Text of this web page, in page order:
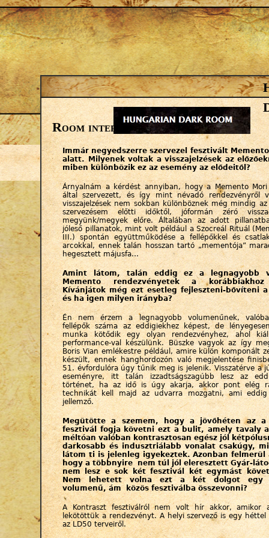
Jump to navigation
Room interjú
Immár negyedszerre szervezel fesztivált
alatt. Milyenek voltak a visszajelzések az
miben különbözik ez az esemény az elődeitől?
Árnyalnám a kérdést annyiban, hogy a Memento Mori
által szervezett, és így mint névadó rendezvényről
visszajelzések nem sokban különböznek még mindig
szervezésem előtti időktől, jóformán zéró
megyünk/megyek előre. Általában az adott
jóleső pillanatok, mint volt például a Szocreál Rituál
III.) spontán együttműködése a fellépőkkel és
arcokkal, ennek talán hosszan tartó „mementója”
hegesztett májusfa…
Amint látom, talán eddig ez a legnagyobb
Memento rendezvényetek a
Kívánjátok még ezt esetleg fejleszteni-bővíteni
és ha igen milyen irányba?
Én nem érzem a legnagyobb volumenűnek,
fellépők száma az eddigiekhez képest, de
munka kötődik egy olyan rendezvényhez, ahol
performance-val készülünk. Büszke vagyok az így
Boris Vian emlékestre például, amire külön komponált
készült, ennek hanghordozón való megjelentése
51. évfordulóra úgy tűnik meg is jelenik. Visszatérve a
eseményre, itt talán izzadtságszagúbb lesz az
történet, ha az idő is úgy akarja, akkor pont elég
technikát kell majd az udvarra mozgatni, ami
jellemző.
Megütötte a szemem, hogy a jövőhéten az a
fesztivál fogja követni ezt a bulit, amely tavaly
méltóan valóban kontrasztosan egész jól
darkosabb és indusztriálabb vonalat csakúgy,
látom ti is jelenleg igyekeztek. Azonban felmerül
hogy a többnyire nem túl jól eleresztett Gyár-
nem lesz e sok két fesztivál két egymást
Nem lehetett volna ezt a két dolgot egy
volumenű, ám közös fesztiválba összevonni?
A Kontraszt fesztiválról nem volt hír akkor, amikor
lekötöttük a rendezvényt. A helyi szervező is egy
az LD50 terveiről.